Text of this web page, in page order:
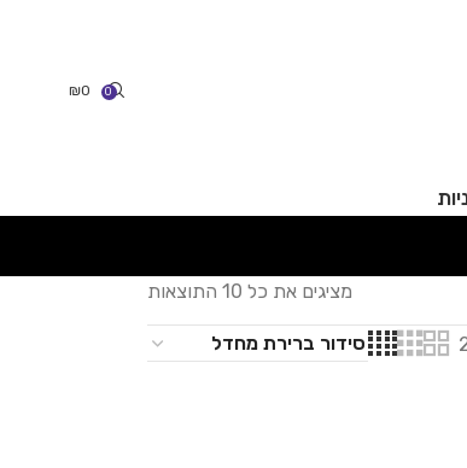
0
₪0
מציגים את כל ⁦10⁩ התוצאות